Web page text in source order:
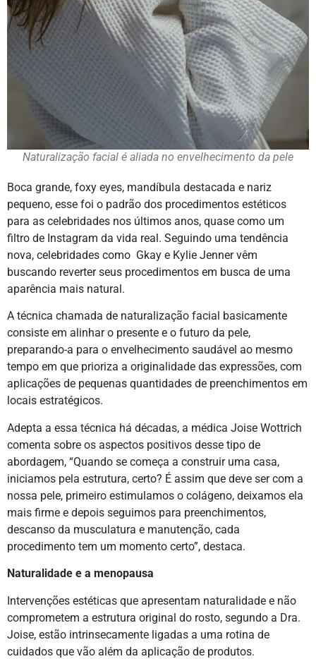
Naturalização facial é aliada no envelhecimento da pele
Boca grande, foxy eyes, mandíbula destacada e nariz
pequeno, esse foi o padrão dos procedimentos estéticos
para as celebridades nos últimos anos, quase como um
filtro de Instagram da vida real. Seguindo uma tendência
nova, celebridades como Gkay e Kylie Jenner vêm
buscando reverter seus procedimentos em busca de uma
aparência mais natural.
A técnica chamada de naturalização facial basicamente
consiste em alinhar o presente e o futuro da pele,
preparando-a para o envelhecimento saudável ao mesmo
tempo em que prioriza a originalidade das expressões, com
aplicações de pequenas quantidades de preenchimentos em
locais estratégicos.
Adepta a essa técnica há décadas, a médica Joise Wottrich
comenta sobre os aspectos positivos desse tipo de
abordagem, “Quando se começa a construir uma casa,
iniciamos pela estrutura, certo? É assim que deve ser com a
nossa pele, primeiro estimulamos o colágeno, deixamos ela
mais firme e depois seguimos para preenchimentos,
descanso da musculatura e manutenção, cada
procedimento tem um momento certo”, destaca.
Naturalidade e a menopausa
Intervenções estéticas que apresentam naturalidade e não
comprometem a estrutura original do rosto, segundo a Dra.
Joise, estão intrinsecamente ligadas a uma rotina de
cuidados que vão além da aplicação de produtos.